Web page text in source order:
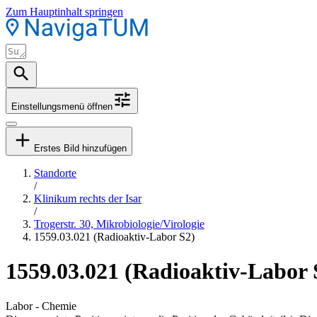
Zum Hauptinhalt springen
Einstellungsmenü öffnen
Erstes Bild hinzufügen
Standorte
/
Klinikum rechts der Isar
/
Trogerstr. 30, Mikrobiologie/Virologie
1559.03.021 (Radioaktiv-Labor S2)
1559.03.021 (Radioaktiv-Labor
Labor - Chemie